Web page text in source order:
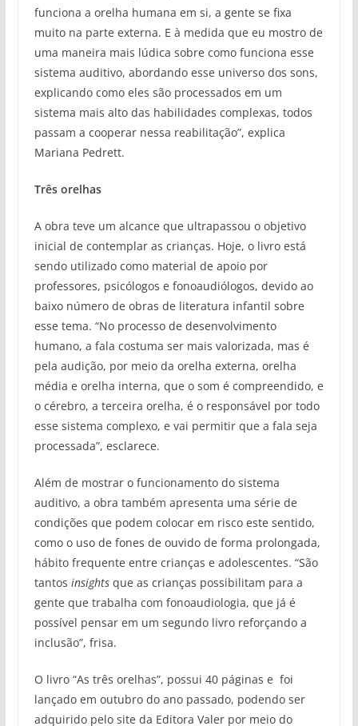
funciona a orelha humana em si, a gente se fixa
muito na parte externa. E à medida que eu mostro de
uma maneira mais lúdica sobre como funciona esse
sistema auditivo, abordando esse universo dos sons,
explicando como eles são processados em um
sistema mais alto das habilidades complexas, todos
passam a cooperar nessa reabilitação”, explica
Mariana Pedrett.
Três orelhas
A obra teve um alcance que ultrapassou o objetivo
inicial de contemplar as crianças. Hoje, o livro está
sendo utilizado como material de apoio por
professores, psicólogos e fonoaudiólogos, devido ao
baixo número de obras de literatura infantil sobre
esse tema. “No processo de desenvolvimento
humano, a fala costuma ser mais valorizada, mas é
pela audição, por meio da orelha externa, orelha
média e orelha interna, que o som é compreendido, e
o cérebro, a terceira orelha, é o responsável por todo
esse sistema complexo, e vai permitir que a fala seja
processada”, esclarece.
Além de mostrar o funcionamento do sistema
auditivo, a obra também apresenta uma série de
condições que podem colocar em risco este sentido,
como o uso de fones de ouvido de forma prolongada,
hábito frequente entre crianças e adolescentes. “São
tantos insightsque as crianças possibilitam para a
gente que trabalha com fonoaudiologia, que já é
possível pensar em um segundo livro reforçando a
inclusão”, frisa.
O livro “As três orelhas”, possui 40 páginas e foi
lançado em outubro do ano passado, podendo ser
adquirido pelo site da Editora Valer por meio do